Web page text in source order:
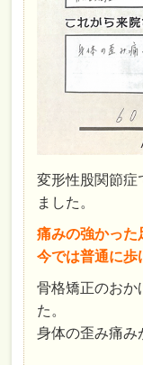
変形性股関節症
ました。
痛みの強かった
今では普通に歩
骨格矯正のおか
た。
身体の歪み痛み